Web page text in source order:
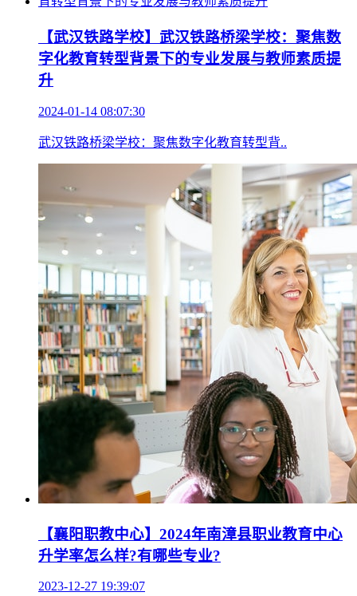
【武汉铁路学校】武汉铁路桥梁学校：聚焦数
字化教育转型背景下的专业发展与教师素质提
升
2024-01-14 08:07:30
武汉铁路桥梁学校：聚焦数字化教育转型背..
【襄阳职教中心】2024年南漳县职业教育中心
升学率怎么样?有哪些专业?
2023-12-27 19:39:07